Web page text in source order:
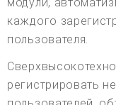
каждого
пользователя.
регистрировать